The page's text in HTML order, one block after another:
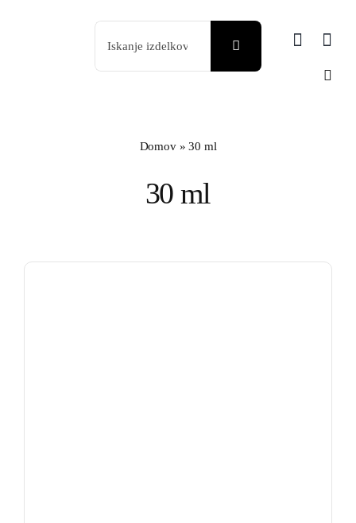
for:
Domov»30 ml
30 ml